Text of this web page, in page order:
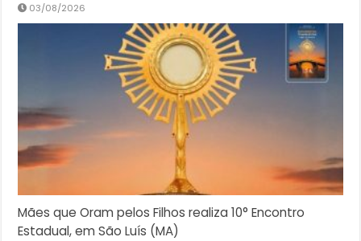
03/08/2026
Mães que Oram pelos Filhos realiza 10° Encontro
Estadual, em São Luís (MA)